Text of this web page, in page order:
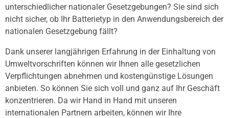
unterschiedlicher nationaler Gesetzgebungen? Sie sind sich
nicht sicher, ob Ihr Batterietyp in den Anwendungsbereich der
nationalen Gesetzgebung fällt?
Dank unserer langjährigen Erfahrung in der Einhaltung von
Umweltvorschriften können wir Ihnen alle gesetzlichen
Verpflichtungen abnehmen und kostengünstige Lösungen
anbieten. So können Sie sich voll und ganz auf Ihr Geschäft
konzentrieren. Da wir Hand in Hand mit unseren
internationalen Partnern arbeiten, können wir Ihre